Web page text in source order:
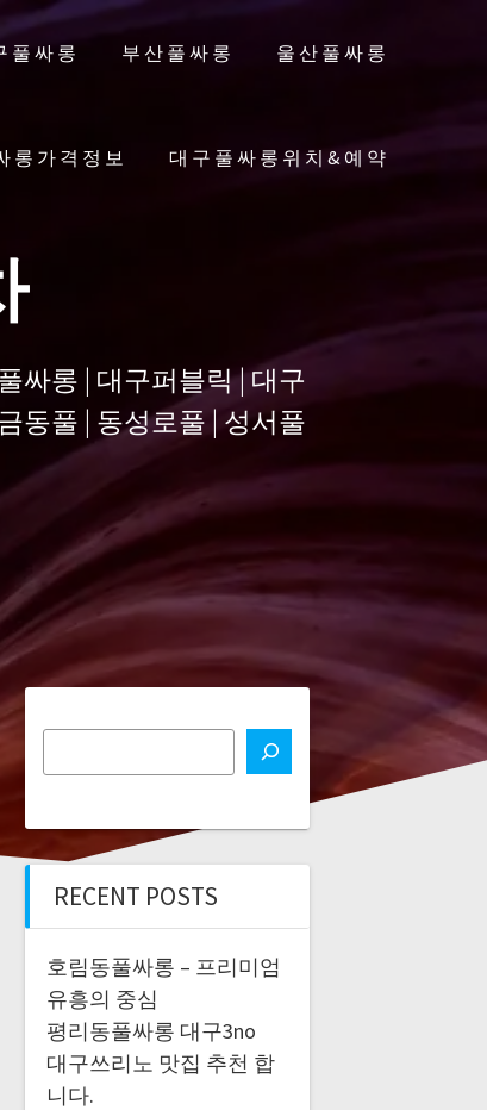
풀싸롱 부산풀싸롱 울산풀싸롱
롱가격정보 대구풀싸롱위치&예약
싸롱 | 대구퍼블릭 | 대구
동풀 | 동성로풀 | 성서풀
RECENT POSTS
호림동풀싸롱 – 프리미엄
유흥의 중심
평리동풀싸롱 대구3no
대구쓰리노 맛집 추천 합
니다.